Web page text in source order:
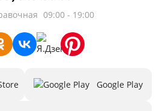
09:00 - 19:00
Google Play